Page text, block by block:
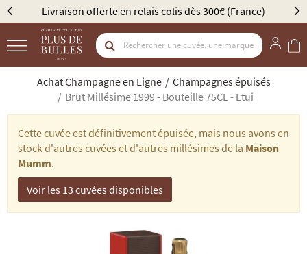
Livraison offerte en relais colis dès 300€ (France)
Achat Champagne en Ligne
Champagnes épuisés
Brut Millésime 1999 - Bouteille 75CL - Etui
Cette cuvée est définitivement épuisée, mais nous avons en
stock d'autres cuvées et d'autres millésimes de la Maison
Mumm.
Voir les 13 cuvées disponibles